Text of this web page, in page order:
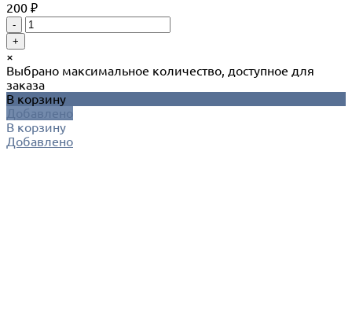
200 ₽
-
+
×
Выбрано максимальное количество, доступное для
заказа
В корзину
Добавлено
В корзину
Добавлено